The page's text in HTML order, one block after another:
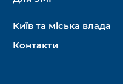
Київ та міська влада
Контакти